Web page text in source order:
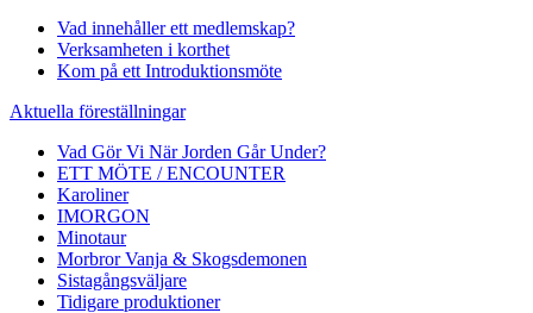
Vad innehåller ett medlemskap?
Verksamheten i korthet
Kom på ett Introduktionsmöte
Aktuella föreställningar
Vad Gör Vi När Jorden Går Under?
ETT MÖTE / ENCOUNTER
Karoliner
IMORGON
Minotaur
Morbror Vanja & Skogsdemonen
Sistagångsväljare
Tidigare produktioner